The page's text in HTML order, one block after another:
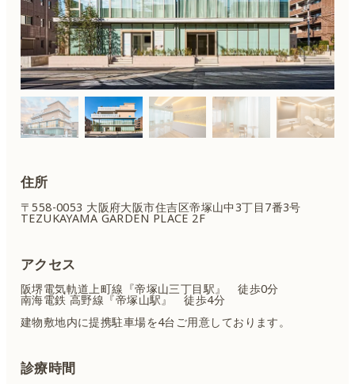
住所
〒558-0053 大阪府大阪市住吉区帝塚山中3丁目7番3号
TEZUKAYAMA GARDEN PLACE 2F
アクセス
阪堺電気軌道上町線『帝塚山三丁目駅』 徒歩0分
南海電鉄 高野線『帝塚山駅』 徒歩4分
建物敷地内に提携駐車場を4台ご用意しております。
診療時間